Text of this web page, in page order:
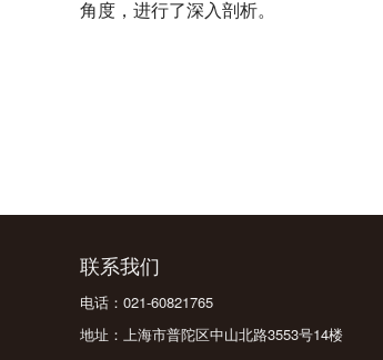
角度，进行了深入剖析。
联系我们
电话：021-60821765
地址：上海市普陀区中山北路3553号14楼